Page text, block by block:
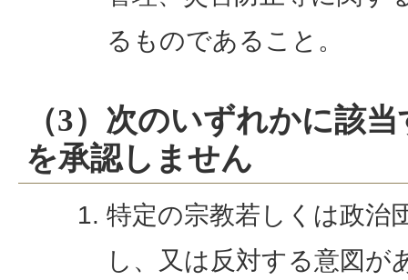
るものであること。
（3）次のいずれかに該
を承認しません
特定の宗教若しくは政治
し、又は反対する意図が